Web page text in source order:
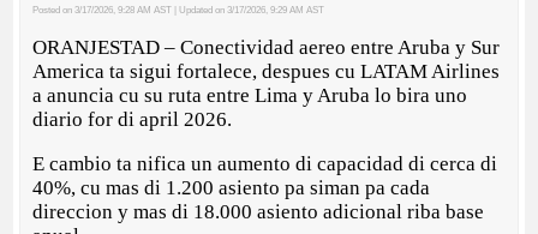
Posted on 3/17/2026, 9:28 AM AST | Updated on 3/17/2026, 9:29 AM AST
ORANJESTAD – Conectividad aereo entre Aruba y Sur
America ta sigui fortalece, despues cu LATAM Airlines
a anuncia cu su ruta entre Lima y Aruba lo bira uno
diario for di april 2026.
E cambio ta nifica un aumento di capacidad di cerca di
40%, cu mas di 1.200 asiento pa siman pa cada
direccion y mas di 18.000 asiento adicional riba base